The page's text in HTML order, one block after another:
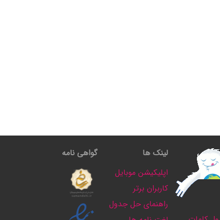
لینک ها
اپلیکیشن موبایل
کاربران برتر
راهنمای حل جدول
گواهی نامه